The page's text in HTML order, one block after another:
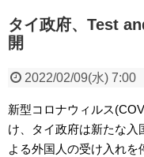
タイ政府、Test
開
2022/02/09(水) 7:00
新型コロナウィルス
け、タイ政府は新たな入
よる外国人の受け入れを